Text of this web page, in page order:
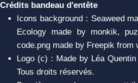
Crédits bandeau d'entête
Icons background : Seaweed
Ecology made by monkik,
code.png made by Freepik from
Logo (c) : Made by Léa
Tous droits réservés.